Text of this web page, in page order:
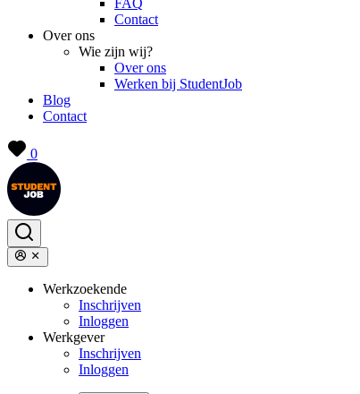
FAQ
Contact
Over ons
Wie zijn wij?
Over ons
Werken bij StudentJob
Blog
Contact
0
Werkzoekende
Inschrijven
Inloggen
Werkgever
Inschrijven
Inloggen